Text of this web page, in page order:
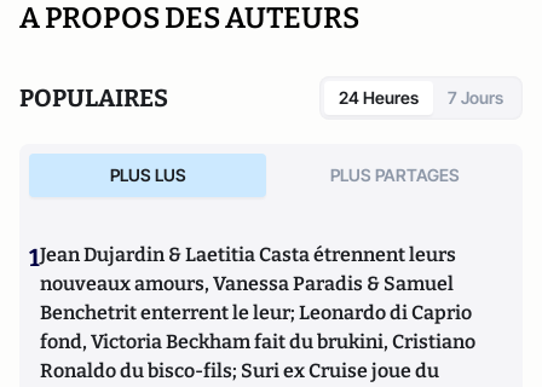
A PROPOS DES AUTEURS
POPULAIRES 24 Heures 7 Jours
PLUS LUS PLUS PARTAGES
1Jean Dujardin & Laetitia Casta étrennent leurs
nouveaux amours, Vanessa Paradis & Samuel
Benchetrit enterrent le leur; Leonardo di Caprio
fond, Victoria Beckham fait du brukini, Cristiano
Ronaldo du bisco-fils; Suri ex Cruise joue du